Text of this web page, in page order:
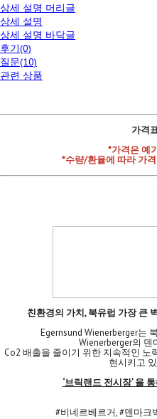
상세 설명 머리글
상세 설명
상세 설명 바닥글
후기(0)
질문(10)
관련 상품
가격
*가격은 예
*수량/환율에 따라 가
친환경의 가치, 북유럽 가장 큰
Egernsund Wienerberger는
Wienerberger의
Co2 배출을 줄이기 위한 지속적인
현시키고
‘브릭랜드 전시장’ 을
#비네르베르거, #덴마크